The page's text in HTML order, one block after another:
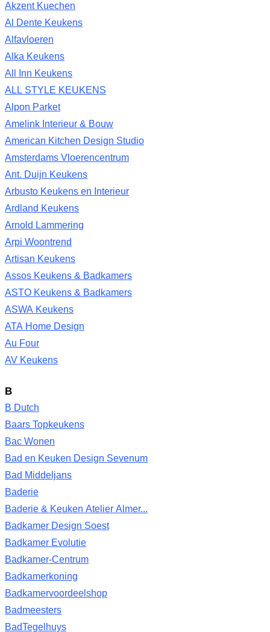
Akzent Kuechen
Al Dente Keukens
Alfavloeren
Alka Keukens
All Inn Keukens
ALL STYLE KEUKENS
Alpon Parket
Amelink Interieur & Bouw
American Kitchen Design Studio
Amsterdams Vloerencentrum
Ant. Duijn Keukens
Arbusto Keukens en Interieur
Ardland Keukens
Arnold Lammering
Arpi Woontrend
Artisan Keukens
Assos Keukens & Badkamers
ASTO Keukens & Badkamers
ASWA Keukens
ATA Home Design
Au Four
AV Keukens
B
B Dutch
Baars Topkeukens
Bac Wonen
Bad en Keuken Design Sevenum
Bad Middeljans
Baderie
Baderie & Keuken Atelier Almer...
Badkamer Design Soest
Badkamer Evolutie
Badkamer-Centrum
Badkamerkoning
Badkamervoordeelshop
Badmeesters
BadTegelhuys